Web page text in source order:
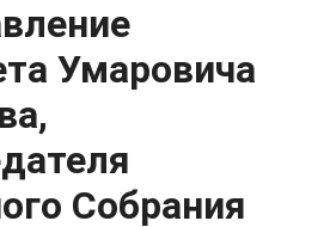
Умаровича
Собрания